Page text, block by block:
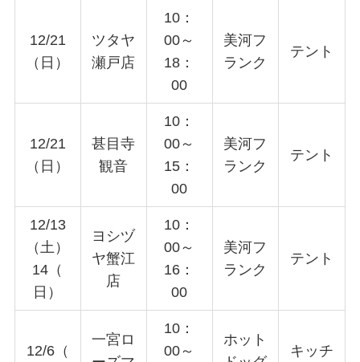
12/21
（日）
ツタヤ
瀬戸店
10：
00～
18：
00
美河フ
ランク
テント
12/21
（日）
甚目寺
観音
10：
00～
15：
00
美河フ
ランク
テント
12/13
（土）
14（
日）
ヨシヅ
ヤ蟹江
店
10：
00～
16：
00
美河フ
ランク
テント
12/6（
一宮ロ
10：
00～
ホット
キッチ